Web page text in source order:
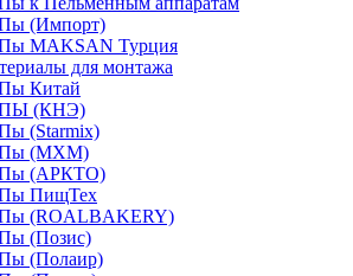
(Импорт)
MAKSAN Турция
для монтажа
Китай
(КНЭ)
(Starmix)
(МХМ)
(АРКТО)
ПищТех
(ROALBAKERY)
(Позис)
(Полаир)